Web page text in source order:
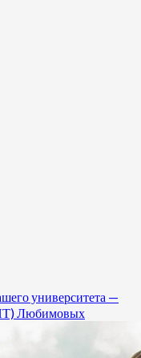
университета —
Любимовых